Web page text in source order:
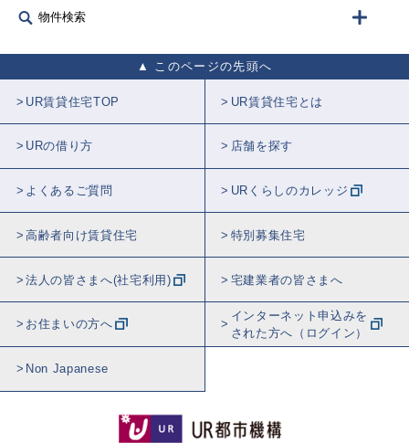
物件検索
このページの先頭へ
UR賃貸住宅TOP UR賃貸住宅とは
URの借り方 店舗を探す
よくあるご質問 URくらしのカレッジ
高齢者向け賃貸住宅 特別募集住宅
法人の皆さまへ(社宅利用) 宅建業者の皆さまへ
お住まいの方へ
インターネット申込みを
された方へ（ログイン）
Non Japanese